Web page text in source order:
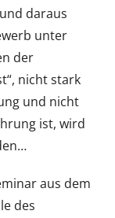
daraus
unter
der
nicht stark
und nicht
ist, wird
aus dem
des